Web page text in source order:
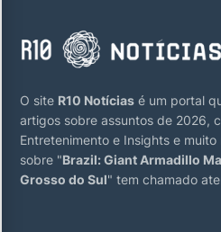
O site R10 Notícias é um portal
artigos sobre assuntos de 2026,
Entretenimento e Insights e
sobre "Brazil: Giant Armadillo
Grosso do Sul" tem chamado